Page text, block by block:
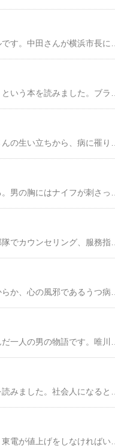
著者の下園壮太さんは、防衛大学卒業後、陸上自衛隊に入隊、部隊でカウンセリング、服務指導を行い、「心理幹部」として数多くのカウンセリングを経験しました。現在は、陸上自衛隊衛生学校で衛生科隊員にメンタルヘルス、自殺防止、カウンセリングなどを教育中です。（2008年9月現在）年間3万人以上の自殺者を出している、日本の現状の原因を探るべく、下園さんの意見や考え方は参考になりました。今の若者は昔に比べて、心が弱くなったと言われがちですが、果たしてそうでなのしょうか？昔と違って、頑張って勉強して良い学校に入って、会社に就職すれば、定年まで安泰の生活を送ることが出来た時代と、現在の雇用状況とを比べたら、物凄い格差があるように思います。頑張って努力すればいつか報われるというのが、子供の心。大人の心は、ピンチが来てもそれを上手く交わして渡っていくことが前提のようです。学校というのは、同じ学年の友達を中心に、クラブ活動も上下３年くらいが普通です。その学生達が、会社に入り、様々な経験を積んだ大人たちの世界に放り出される。そして壁にぶつかり、自分では頑張っているのだけど、頑張れば頑張るほど、上手くいかなくなる場合があるのです。そのような時は子供の心で頑張っている場合が多いのです。子供の心だけでは、人生を生きていくことは出来ません。大人の心を鍛えるためには、がむしゃらに頑張るだけではなく、臨機応援に物事に当たり、対処の仕方を学ぶことだということです。実際にエクササイズの内容も書かれていましたが、そのエクササイズがどのくらい効果があるのかはわかりません。なかなか奥が深い内容ですが、20代～30代で息詰まってしまった人にとって一読してみるのも、今までと違う視点が持てるかもしれないと思います。【送料無料】大人の心の鍛え方 ［ 下園壮太 ］【起床時刻】6時半【今日の歩数】12155歩